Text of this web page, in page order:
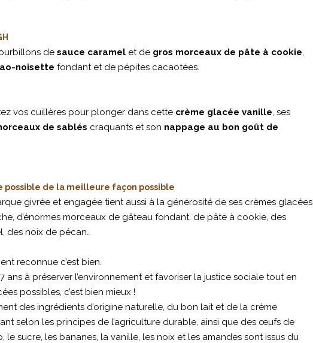
de sauce caramel et de gros morceaux de pâte à cookie,
noisette fondant et de pépites cacaotées.
vos cuillères pour plonger dans cette crème glacée vanille, ses
de sablés craquants et son nappage au bon goût de
possible de la meilleure façon possible
givrée et engagée tient aussi à la générosité de ses crèmes glacées
d’énormes morceaux de gâteau fondant, de pâte à cookie, des
des noix de pécan…
reconnue c’est bien.
ans à préserver l’environnement et favoriser la justice sociale tout en
possibles, c’est bien mieux !
des ingrédients d’origine naturelle, du bon lait et de la crème
selon les principes de l’agriculture durable, ainsi que des œufs de
le sucre, les bananes, la vanille, les noix et les amandes sont issus du